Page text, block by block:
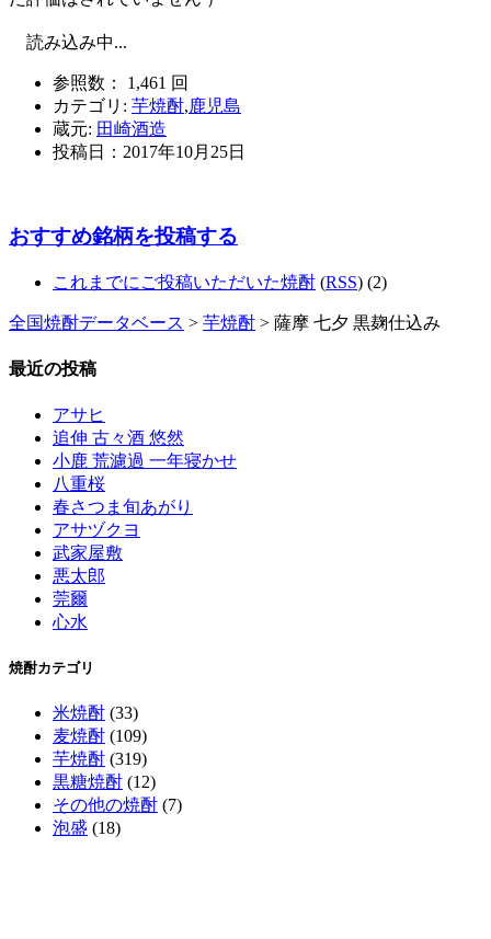
読み込み中...
参照数： 1,461 回
カテゴリ: 芋焼酎,鹿児島
蔵元: 田崎酒造
投稿日： 2017年10月25日
おすすめ銘柄を投稿する
これまでにご投稿いただいた焼酎 (RSS) (2)
全国焼酎データベース > 芋焼酎 > 薩摩 七夕 黒麹仕込み
最近の投稿
アサヒ
追伸 古々酒 悠然
小鹿 荒濾過 一年寝かせ
八重桜
春さつま旬あがり
アサヅクヨ
武家屋敷
悪太郎
莞爾
心水
焼酎カテゴリ
米焼酎 (33)
麦焼酎 (109)
芋焼酎 (319)
黒糖焼酎 (12)
その他の焼酎 (7)
泡盛 (18)